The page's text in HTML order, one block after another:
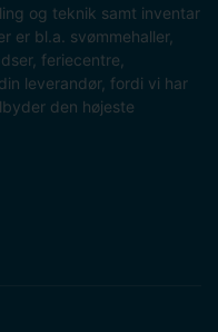
og teknik samt inventar
er bl.a. svømmehaller,
feriecentre,
leverandør, fordi vi har
den højeste